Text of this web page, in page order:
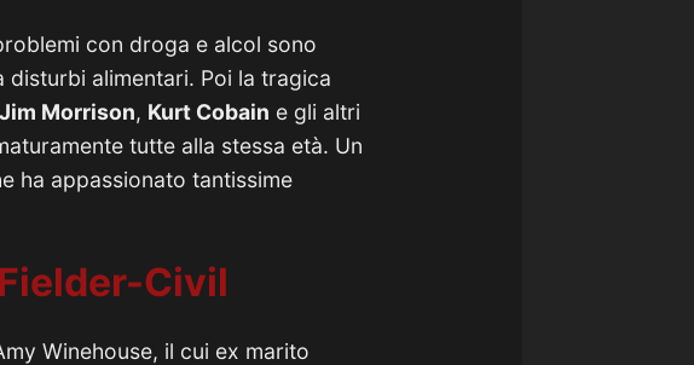
con droga e alcol sono
disturbi alimentari. Poi la tragica
Jim Morrison, Kurt Cobain e gli altri
tutte alla stessa età. Un
ha appassionato tantissime
Civil
Winehouse, il cui ex marito